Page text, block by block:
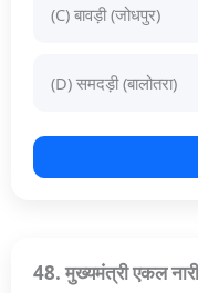
(C) बावड़ी (जोधपुर)
(D) समदड़ी (बालोतरा)
48. मुख्यमंत्री एकल